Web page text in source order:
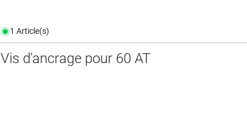
1 Article(s)
Vis d'ancrage pour 60 AT